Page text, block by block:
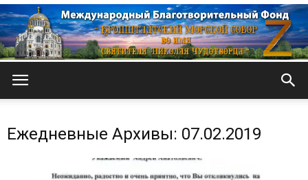
Ежедневные Архивы: 07.02.2019